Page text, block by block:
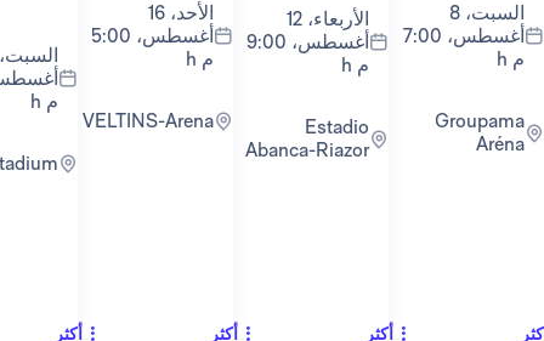
أغسطس، 7:00
Groupama
الأربعاء، 12
أغسطس، 9:00
Abanca-Riazor
الأحد، 16
أغسطس، 5:00
م h
VELTINS-Arena
أغسطس، 9:30
RCDE Stadium